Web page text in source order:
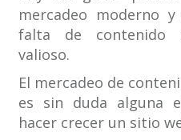
mercadeo moderno
falta de contenido
valioso.
El mercadeo de
es sin duda alguna
hacer crecer un sitio